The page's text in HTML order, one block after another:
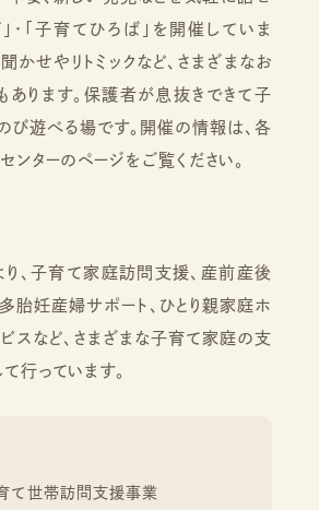
・「子育てひろば」を開催していま
かせやリトミックなど、さまざまなお
あります。保護者が息抜きできて子
び遊べる場です。開催の情報は、各
ンターのページをご覧ください。
、子育て家庭訪問支援、産前産後
胎妊産婦サポート、ひとり親家庭ホ
スなど、さまざまな子育て家庭の支
行っています。
て世帯訪問支援事業